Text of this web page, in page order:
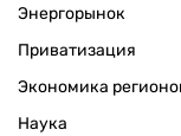
Энергорынок
Приватизация
Экономика
Наука